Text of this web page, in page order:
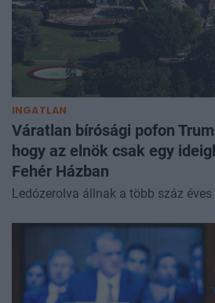
INGATLAN
Váratlan bírósági pofon
hogy az elnök csak egy
Fehér Házban
Ledózerolva állnak a több száz